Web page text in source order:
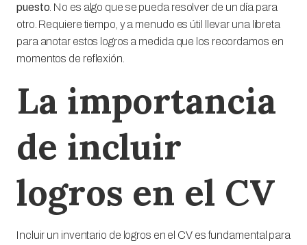
puesto . No es algo que se pueda resolver de un día para
otro. Requiere tiempo, y a menudo es útil llevar una libreta
para anotar estos logros a medida que los recordamos en
momentos de reflexión.
La importancia
de incluir
logros en el CV
Incluir un inventario de logros en el CV es fundamental para